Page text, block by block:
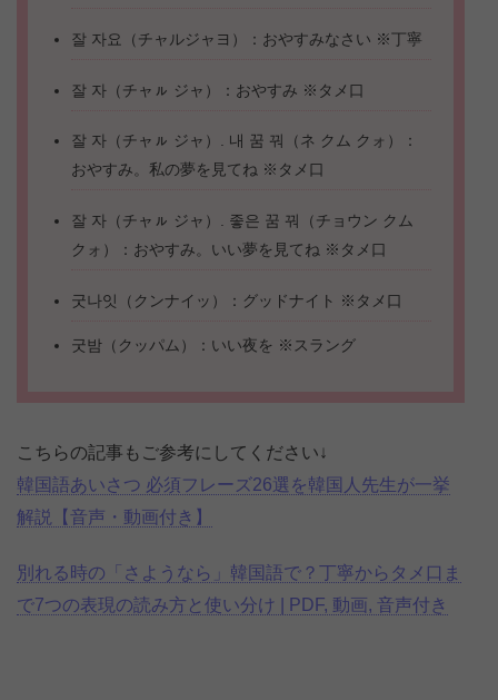
잘 자요（チャルジャヨ）：おやすみなさい ※丁寧
잘 자（チャㇽ ジャ）：おやすみ ※タメ口
잘 자（チャㇽ ジャ）. 내 꿈 꿔（ネ クム クォ）：
おやすみ。私の夢を見てね ※タメ口
잘 자（チャㇽ ジャ）. 좋은 꿈 꿔（チョウン クム
クォ）：おやすみ。いい夢を見てね ※タメ口
굿나잇（クンナイッ）：グッドナイト ※タメ口
굿밤（クッパム）：いい夜を ※スラング
こちらの記事もご参考にしてください↓
韓国語あいさつ 必須フレーズ26選を韓国人先生が一挙
解説【音声・動画付き】
別れる時の「さようなら」韓国語で？丁寧からタメ口ま
で7つの表現の読み方と使い分け | PDF, 動画, 音声付き